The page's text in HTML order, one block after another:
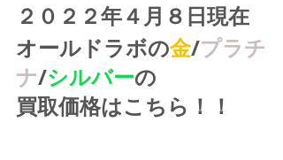
２０２２年４月８日現在
オールドラボの金/プラチ
ナ/シルバーの
買取価格はこちら！！